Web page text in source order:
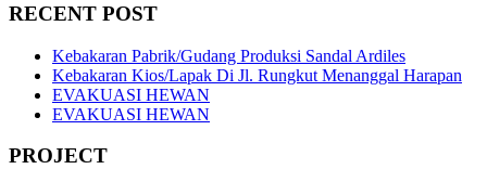
RECENT POST
Kebakaran Pabrik/Gudang Produksi Sandal Ardiles
Kebakaran Kios/Lapak Di Jl. Rungkut Menanggal Harapan
EVAKUASI HEWAN
EVAKUASI HEWAN
PROJECT